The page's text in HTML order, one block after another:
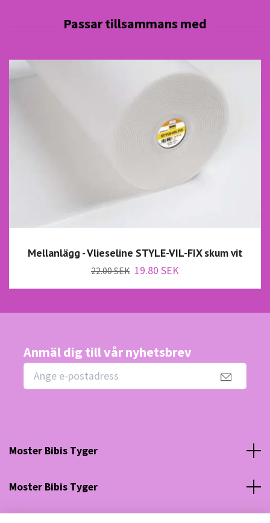
Mellanlägg - Vlieseline STYLE-VIL-FIX skum vit
22.00 SEK 19.80 SEK
Anmäl dig till vår nyhetsbrev
Moster Bibis Tyger
Moster Bibis Tyger